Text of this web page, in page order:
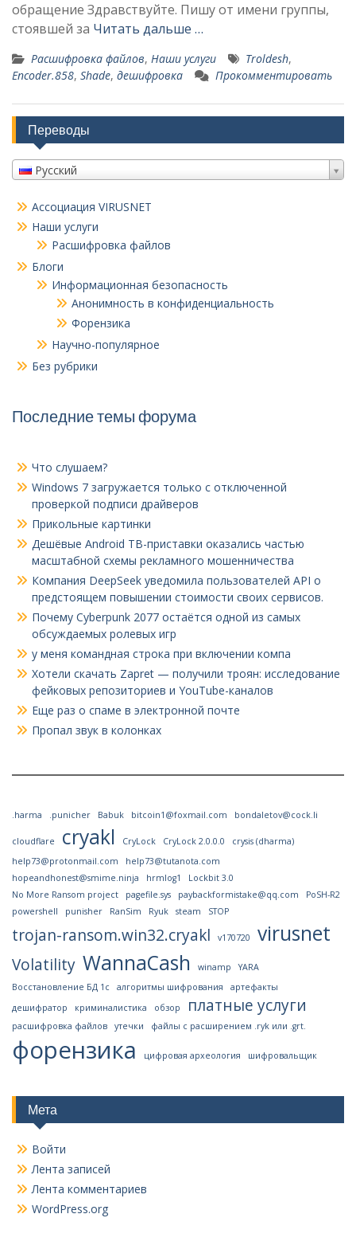
обращение Здравствуйте. Пишу от имени группы,
стоявшей за Читать дальше …
Расшифровка файлов, Наши услуги Troldesh,
Encoder.858, Shade, дешифровка Прокомментировать
Переводы
Русский
Ассоциация VIRUSNET
Наши услуги
Расшифровка файлов
Блоги
Информационная безопасность
Анонимность в конфиденциальность
Форензика
Научно-популярное
Без рубрики
Последние темы форума
Что слушаем?
Windows 7 загружается только с отключенной
проверкой подписи драйверов
Прикольные картинки
Дешёвые Android ТВ-приставки оказались частью
масштабной схемы рекламного мошенничества
Компания DeepSeek уведомила пользователей API о
предстоящем повышении стоимости своих сервисов.
Почему Cyberpunk 2077 остаётся одной из самых
обсуждаемых ролевых игр
у меня командная строка при включении компа
Хотели скачать Zapret — получили троян: исследование
фейковых репозиториев и YouTube-каналов
Еще раз о спаме в электронной почте
Пропал звук в колонках
.harma .punicher Babuk bitcoin1@foxmail.com bondaletov@cock.li
cloudflare cryakl CryLock CryLock 2.0.0.0
crysis (dharma)
help73@protonmail.com
help73@tutanota.com
hopeandhonest@smime.ninja
hrmlog1
Lockbit 3.0
No More Ransom project
pagefile.sys paybackformistake@qq.com
PoSH-R2
powershell
punisher RanSim Ryuk steam STOP
trojan-ransom.win32.cryakl v170720 virusnet
Volatility WannaCash winamp
YARA
Восстановление БД 1с
алгоритмы шифрования
артефакты
дешифратор
криминалистика обзор платные услуги
расшифровка файлов утечки файлы с расширением .ryk или .grt.
форензика цифровая археология шифровальщик
Мета
Войти
Лента записей
Лента комментариев
WordPress.org